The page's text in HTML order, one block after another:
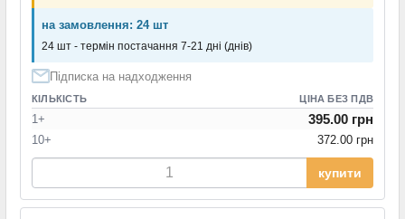
на замовлення: 24 шт
24 шт - термін постачання 7-21 дні (днів)
Підписка на надходження
КІЛЬКІСТЬ ЦІНА БЕЗ ПДВ
1+ 395.00 грн
10+ 372.00 грн
купити